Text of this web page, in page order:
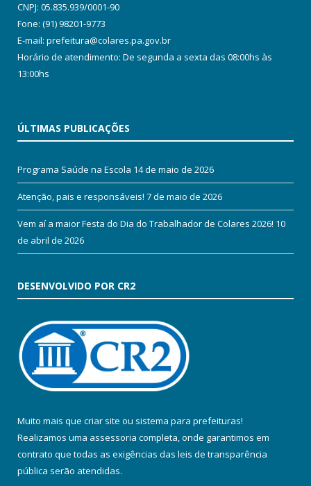
CNPJ: 05.835.939/0001-90
Fone: (91) 98201-9773
E-mail: prefeitura@colares.pa.gov.br
Horário de atendimento: De segunda a sexta das 08:00hs às
13:00hs
ÚLTIMAS PUBLICAÇÕES
Programa Saúde na Escola 14 de maio de 2026
Atenção, pais e responsáveis! 7 de maio de 2026
Vem aí a maior Festa do Dia do Trabalhador de Colares 2026! 10
de abril de 2026
DESENVOLVIDO POR CR2
Muito mais que criar site ou sistema para prefeituras!
Realizamos uma assessoria completa, onde garantimos em
contrato que todas as exigências das leis de transparência
pública serão atendidas.